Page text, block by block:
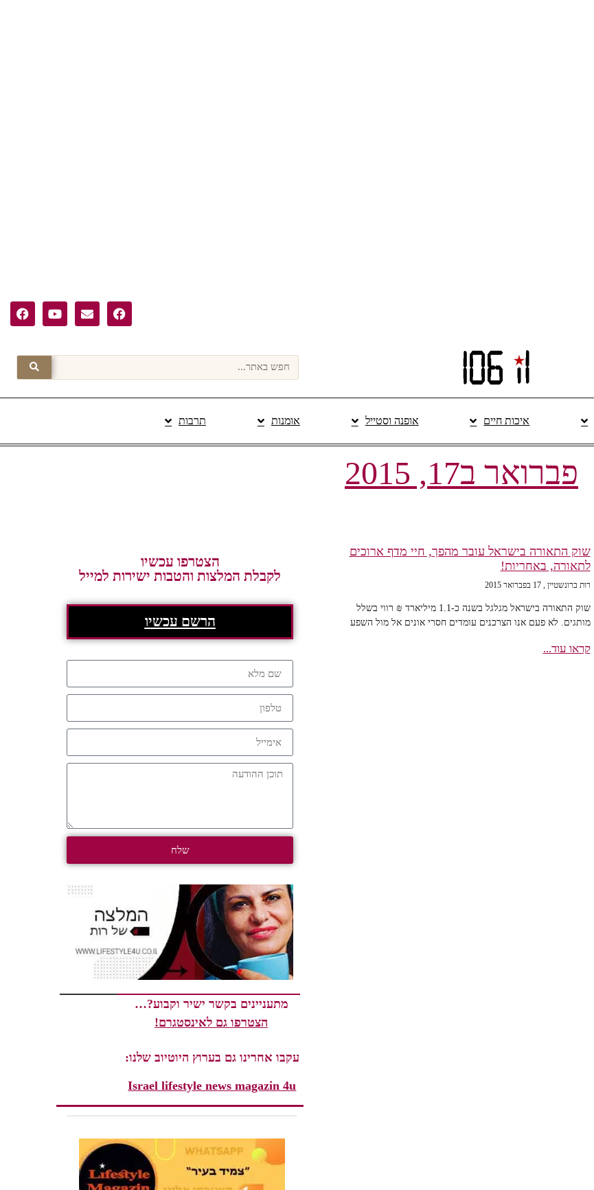
איכות חיים אופנה וסטייל אומנות תרבות
פברואר ב17, 2015
שוק התאורה בישראל עובר מהפך, חיי מדף ארוכים
לתאורה, באחריות!
רות ברונשטיין 17 בפברואר 2015
שוק התאורה בישראל מגלגל בשנה כ-1.1 מיליארד ₪ רווי בשלל
מותגים. לא פעם אנו הצרכנים עומדים חסרי אונים אל מול השפע
קראו עוד...
הצטרפו עכשיו
לקבלת המלצות והטבות ישירות למייל
הרשם עכשיו
שלח
מתעניינים בקשר ישיר וקבוע?…
הצטרפו גם לאינסטגרם!
עקבו אחרינו גם בערוץ היוטיוב שלנו:
Israel lifestyle news magazin 4u